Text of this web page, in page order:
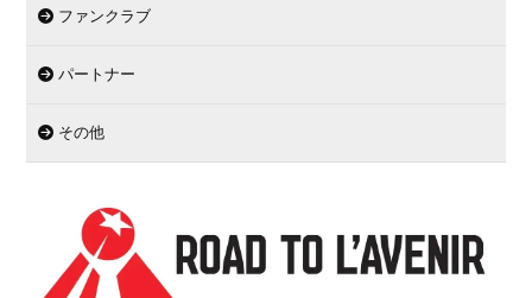
ファンクラブ
パートナー
その他